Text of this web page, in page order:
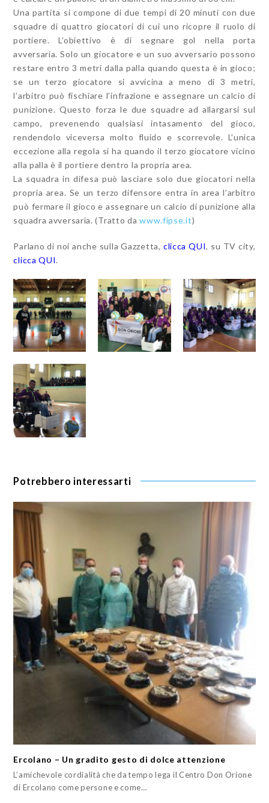
Una partita si compone di due tempi di 20 minuti con due
squadre di quattro giocatori di cui uno ricopre il ruolo di
portiere. L’obiettivo è di segnare gol nella porta
avversaria. Solo un giocatore e un suo avversario possono
restare entro 3 metri dalla palla quando questa è in gioco;
se un terzo giocatore si avvicina a meno di 3 metri,
l’arbitro può fischiare l’infrazione e assegnare un calcio di
punizione. Questo forza le due squadre ad allargarsi sul
campo, prevenendo qualsiasi intasamento del gioco,
rendendolo viceversa molto fluido e scorrevole. L’unica
eccezione alla regola si ha quando il terzo giocatore vicino
alla palla è il portiere dentro la propria area.
La squadra in difesa può lasciare solo due giocatori nella
propria area. Se un terzo difensore entra in area l’arbitro
può fermare il gioco e assegnare un calcio di punizione alla
squadra avversaria. (Tratto dawww.fipse.it)
Parlano di noi anche sulla Gazzetta, clicca QUI, su TV city,
clicca QUI.
Potrebbero interessarti
Ercolano – Un gradito gesto di dolce attenzione
L’amichevole cordialità che da tempo lega il Centro Don Orione
di Ercolano come persone e come…